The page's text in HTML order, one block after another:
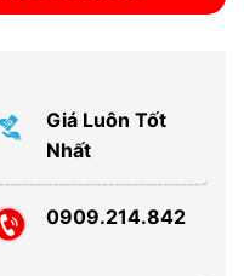
Giá Luôn Tốt
Nhất
0909.214.842